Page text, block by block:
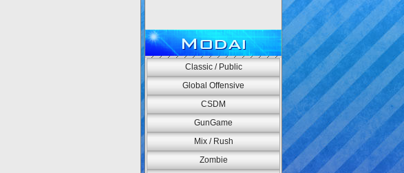
Modai
Classic / Public
Global Offensive
CSDM
GunGame
Mix / Rush
Zombie